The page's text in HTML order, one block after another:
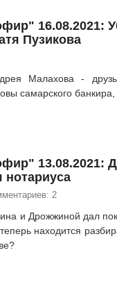
16.08.2021:
Пузикова
Малахова -
самарского
13.08.2021:
нотариуса
2
и Дрожжиной дал
находится